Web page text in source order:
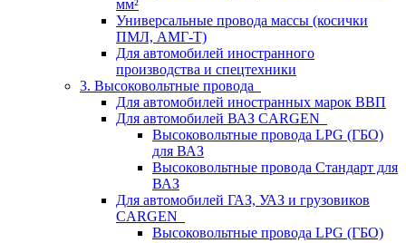
мм²
Универсальные провода массы (косички
ПМЛ, АМГ-Т)
Для автомобилей иностранного
производства и спецтехники
3. Высоковольтные провода
Для автомобилей иностранных марок ВВП
Для автомобилей ВАЗ CARGEN
Высоковольтные провода LPG (ГБО)
для ВАЗ
Высоковольтные провода Стандарт для
ВАЗ
Для автомобилей ГАЗ, УАЗ и грузовиков
CARGEN
Высоковольтные провода LPG (ГБО)